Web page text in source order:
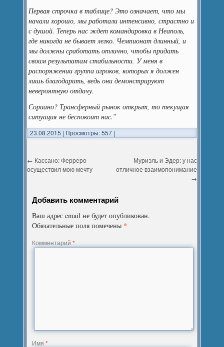
Первая строчка в таблице? Это означает, что мы
начали хорошо, мы работали интенсивно, страстно и
с душой. Теперь нас ждет командировка в Неаполь,
где никогда не бывает легко. Чемпионат длинный, и
мы должны сработать отлично, чтобы придать
своим результатам стабильности. У меня в
распоряжении группа игроков, которых я должен
лишь благодарить, ведь они демонстрируют
невероятную отдачу.
Сориано? Трансферный рынок открыт, то текущая
ситуация не беспокоит нас.”
23.08.2015 | Просмотры: 557 |
← Кассано: Ферреро
осуществил мою мечту
Муриэль и Эдер: у нас
отличное взаимопонимание
→
Добавить комментарий
Ваш адрес email не будет опубликован.
Обязательные поля помечены *
Комментарий*
Имя*